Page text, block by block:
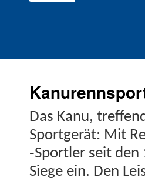
Das Kanu,
Sport­gerät: Mit
‑Sportler seit
Siege ein. Den